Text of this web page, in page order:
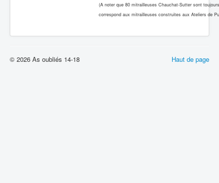
(A noter que 80 mitrailleuses Chauchat-Sutter sont
correspond aux mitrailleuses construites aux Ateliers de
Haut de page
© 2026 As oubliés 14-18